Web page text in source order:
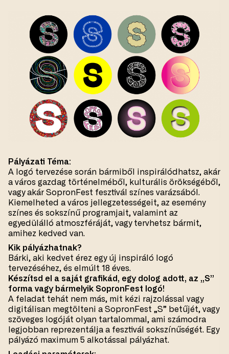
Pályázati Téma:
A logó tervezése során bármiből inspirálódhatsz, akár
a város gazdag történelméből, kulturális örökségéből,
vagy akár SopronFest fesztivál színes varázsából.
Kiemelheted a város jellegzetességeit, az esemény
színes és sokszínű programjait, valamint az
egyedülálló atmoszféráját, vagy tervhetsz bármit,
amihez kedved van.
Kik pályázhatnak?
Bárki, aki kedvet érez egy új inspiráló logó
tervezéséhez, és elmúlt 18 éves.
Készítsd el a saját grafikád, egy dolog adott, az „S”
forma vagy bármelyik SopronFest logó!
A feladat tehát nem más, mit kézi rajzolással vagy
digitálisan megtölteni a SopronFest „S” betűjét, vagy
szöveges logóját olyan tartalommal, ami számodra
legjobban reprezentálja a fesztivál sokszínűségét. Egy
pályázó maximum 5 alkotással pályázhat.